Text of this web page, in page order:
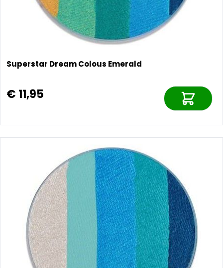
Superstar Dream Colous Emerald
€ 11,95